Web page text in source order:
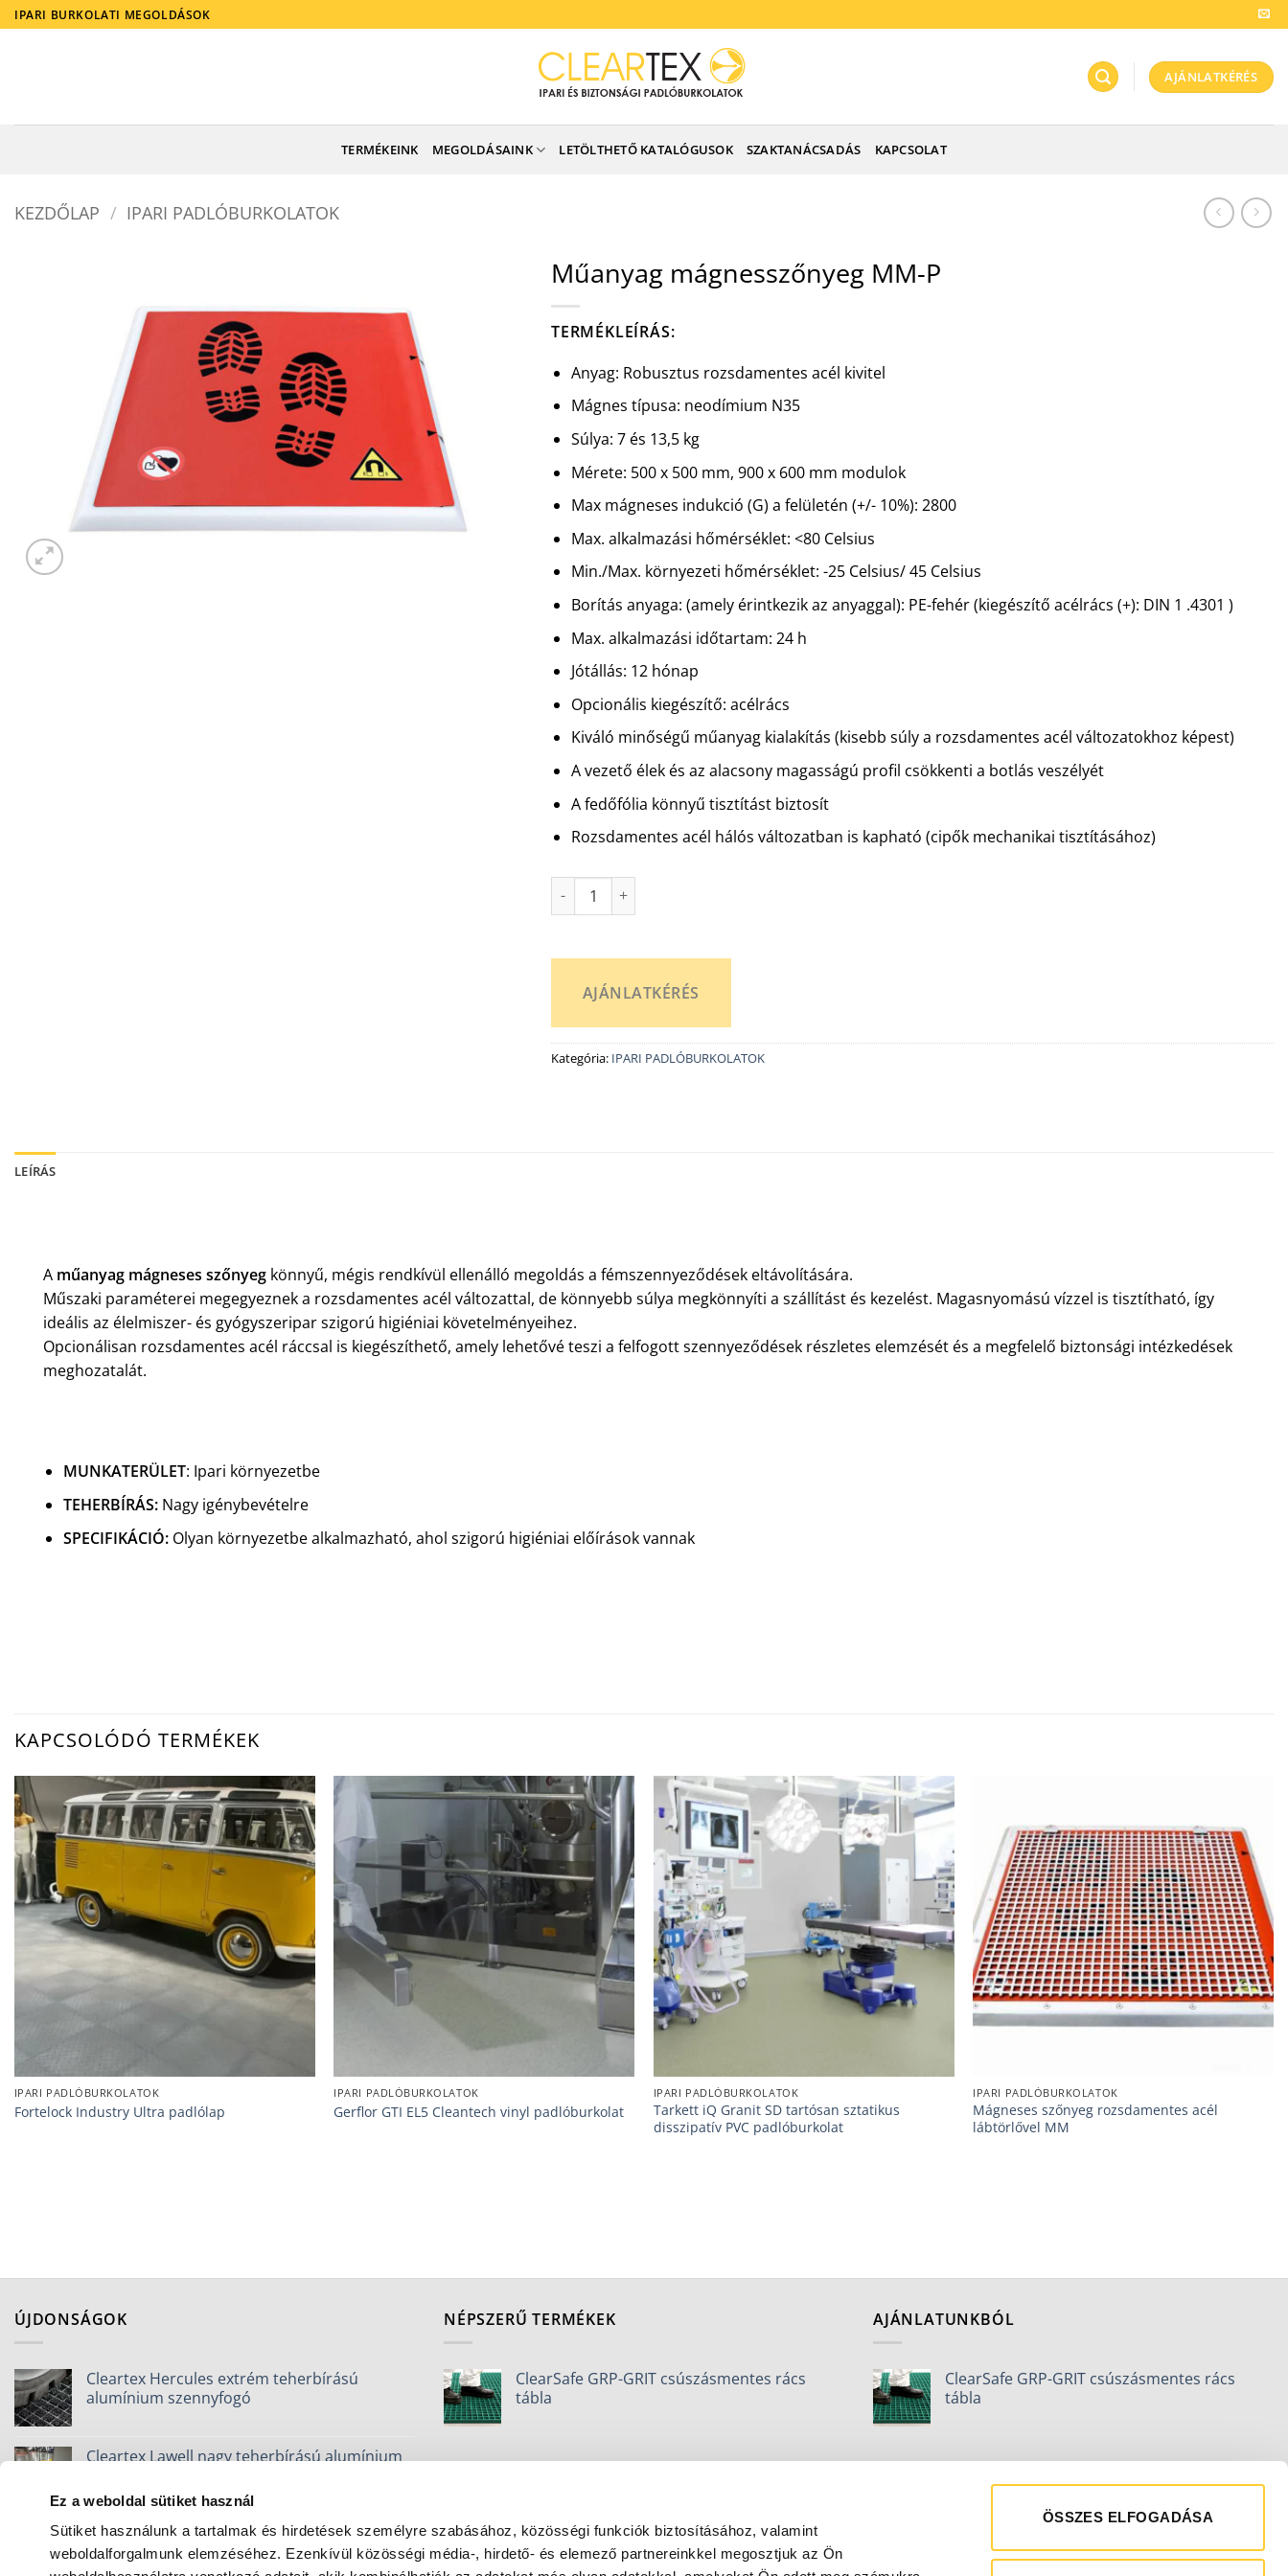
Ez a weboldal sütiket használ
Sütiket használunk a tartalmak és hirdetések személyre szabásához, közösségi funkciók biztosításához, valamint
weboldalforgalmunk elemzéséhez. Ezenkívül közösségi média-, hirdető- és elemező partnereinkkel megosztjuk az Ön
ÖSSZES ELFOGADÁSA
Skip
to
IPARI BURKOLATI MEGOLDÁSOK
AJÁNLATKÉRÉS
TERMÉKEINK MEGOLDÁSAINK LETÖLTHETŐ KATALÓGUSOK SZAKTANÁCSADÁS KAPCSOLAT
KEZDŐLAP / IPARI PADLÓBURKOLATOK
Műanyag mágnesszőnyeg MM-P
TERMÉKLEÍRÁS:
Anyag: Robusztus rozsdamentes acél kivitel
Mágnes típusa: neodímium N35
Súlya: 7 és 13,5 kg
Mérete: 500 x 500 mm, 900 x 600 mm modulok
Max mágneses indukció (G) a felületén (+/- 10%): 2800
Max. alkalmazási hőmérséklet: <80 Celsius
Min./Max. környezeti hőmérséklet: -25 Celsius/ 45 Celsius
Borítás anyaga: (amely érintkezik az anyaggal): PE-fehér (kiegészítő acélrács (+): DIN 1 .4301 )
Max. alkalmazási időtartam: 24 h
Jótállás: 12 hónap
Opcionális kiegészítő: acélrács
Kiváló minőségű műanyag kialakítás (kisebb súly a rozsdamentes acél változatokhoz képest)
A vezető élek és az alacsony magasságú profil csökkenti a botlás veszélyét
A fedőfólia könnyű tisztítást biztosít
Rozsdamentes acél hálós változatban is kapható (cipők mechanikai tisztításához)
Műanyag mágnesszőnyeg MM-P mennyiség
AJÁNLATKÉRÉS
Kategória: IPARI PADLÓBURKOLATOK
LEÍRÁS
A műanyag mágneses szőnyeg könnyű, mégis rendkívül ellenálló megoldás a fémszennyeződések eltávolítására.
Műszaki paraméterei megegyeznek a rozsdamentes acél változattal, de könnyebb súlya megkönnyíti a szállítást és kezelést. Magasnyomású vízzel is tisztítható, így
ideális az élelmiszer- és gyógyszeripar szigorú higiéniai követelményeihez.
Opcionálisan rozsdamentes acél ráccsal is kiegészíthető, amely lehetővé teszi a felfogott szennyeződések részletes elemzését és a megfelelő biztonsági intézkedések
meghozatalát.
MUNKATERÜLET: Ipari környezetbe
TEHERBÍRÁS:Nagy igénybevételre
SPECIFIKÁCIÓ: Olyan környezetbe alkalmazható, ahol szigorú higiéniai előírások vannak
KAPCSOLÓDÓ TERMÉKEK
IPARI PADLÓBURKOLATOK
Fortelock Industry Ultra padlólap
IPARI PADLÓBURKOLATOK
Gerflor GTI EL5 Cleantech vinyl padlóburkolat
IPARI PADLÓBURKOLATOK
Tarkett iQ Granit SD tartósan sztatikus
disszipatív PVC padlóburkolat
IPARI PADLÓBURKOLATOK
Mágneses szőnyeg rozsdamentes acél
lábtörlővel MM
ÚJDONSÁGOK
Cleartex Hercules extrém teherbírású
alumínium szennyfogó
Cleartex Lawell nagy teherbírású alumínium
WorkZone szennyfogó szőnyeg
NÉPSZERŰ TERMÉKEK
ClearSafe GRP-GRIT csúszásmentes rács
tábla
AJÁNLATUNKBÓL
ClearSafe GRP-GRIT csúszásmentes rács
tábla